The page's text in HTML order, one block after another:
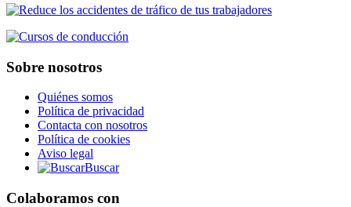
Sobre nosotros
Quiénes somos
Política de privacidad
Contacta con nosotros
Política de cookies
Aviso legal
Buscar
Colaboramos con